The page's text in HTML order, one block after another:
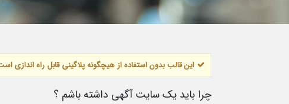
این قالب بدون استفاده از هیچگونه پلاگینی قابل راه
چرا باید یک سایت آگهی داشته باشم ؟